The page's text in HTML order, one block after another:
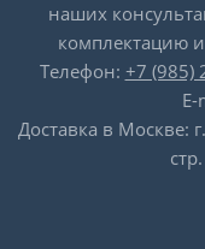
наших
комплектацию
Телефон: +7 (985)
E-
Доставка в Москве: